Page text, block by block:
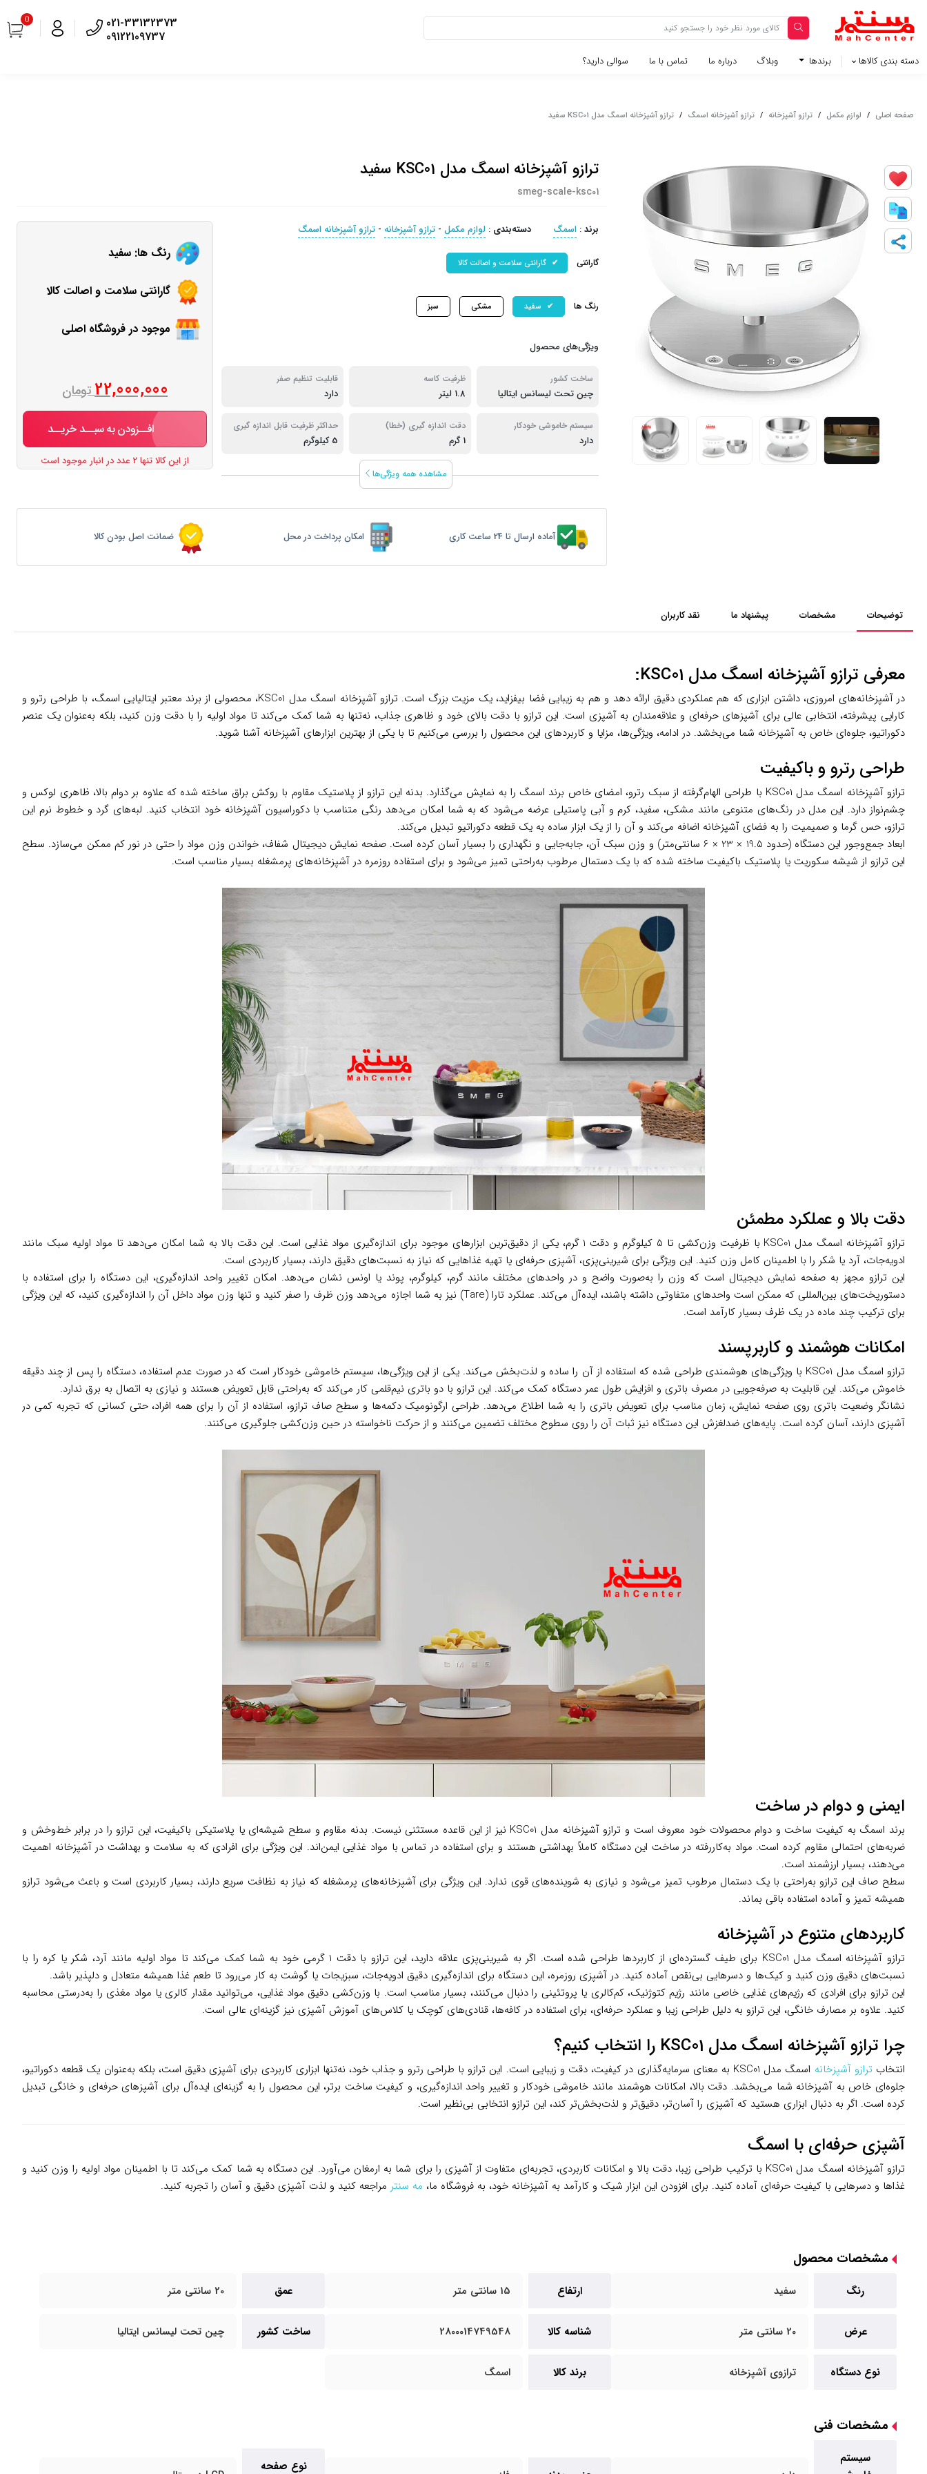
021-33132373
09122109737
0
دسته بندی کالاها برندها وبلاگ‌ درباره ما تماس با ما سوالی دارید؟
صفحه اصلی / لوازم مکمل / ترازو آشپزخانه / ترازو آشپزخانه اسمگ / ترازو آشپزخانه اسمگ مدل KSC01 سفید
ترازو آشپزخانه اسمگ مدل KSC01 سفید
smeg-scale-ksc01
برند: اسمگ دسته‌بندی : لوازم مکمل - ترازو آشپزخانه - ترازو آشپزخانه اسمگ
گارانتی گارانتی سلامت و اصالت کالا
رنگ ها سفید مشکی سبز
ویژگی‌های محصول
ساخت کشور
چین تحت لیسانس ایتالیا
ظرفیت کاسه
1.8 لیتر
قابلیت تنظیم صفر
دارد
سیستم خاموشی خودکار
دارد
دقت اندازه گیری (خطا)
1 گرم
حداکثر ظرفیت قابل اندازه گیری
5 کیلوگرم
مشاهده همه ویژگی‌ها
رنگ ها: سفید
گارانتی سلامت و اصالت کالا
موجود در فروشگاه اصلی
22,000,000تومان
افــزودن به سبــد خریــد
از این کالا تنها 2 عدد در انبار موجود است
آماده ارسال تا 24 ساعت کاری امکان پرداخت در محل ضمانت اصل بودن کالا
توضیحات مشخصات پیشنهاد ما نقد کاربران
معرفی ترازو آشپزخانه اسمگ مدل KSC01:
در آشپزخانه‌های امروزی، داشتن ابزاری که هم عملکردی دقیق ارائه دهد و هم به زیبایی فضا بیفزاید، یک مزیت بزرگ است. ترازو آشپزخانه اسمگ مدل KSC01، محصولی از برند معتبر ایتالیایی اسمگ، با طراحی رترو و
کارایی پیشرفته، انتخابی عالی برای آشپزهای حرفه‌ای و علاقه‌مندان به آشپزی است. این ترازو با دقت بالای خود و ظاهری جذاب، نه‌تنها به شما کمک می‌کند تا مواد اولیه را با دقت وزن کنید، بلکه به‌عنوان یک عنصر
دکوراتیو، جلوه‌ای خاص به آشپزخانه شما می‌بخشد. در ادامه، ویژگی‌ها، مزایا و کاربردهای این محصول را بررسی می‌کنیم تا با یکی از بهترین ابزارهای آشپزخانه آشنا شوید.
طراحی رترو و باکیفیت
ترازو آشپزخانه اسمگ مدل KSC01 با طراحی الهام‌گرفته از سبک رترو، امضای خاص برند اسمگ را به نمایش می‌گذارد. بدنه این ترازو از پلاستیک مقاوم با روکش براق ساخته شده که علاوه بر دوام بالا، ظاهری لوکس و
چشم‌نواز دارد. این مدل در رنگ‌های متنوعی مانند مشکی، سفید، کرم و آبی پاستیلی عرضه می‌شود که به شما امکان می‌دهد رنگی متناسب با دکوراسیون آشپزخانه خود انتخاب کنید. لبه‌های گرد و خطوط نرم این
ترازو، حس گرما و صمیمیت را به فضای آشپزخانه اضافه می‌کند و آن را از یک ابزار ساده به یک قطعه دکوراتیو تبدیل می‌کند.
ابعاد جمع‌وجور این دستگاه (حدود 19.5 × 23 × 6 سانتی‌متر) و وزن سبک آن، جابه‌جایی و نگهداری را بسیار آسان کرده است. صفحه نمایش دیجیتال شفاف، خواندن وزن مواد را حتی در نور کم ممکن می‌سازد. سطح
این ترازو از شیشه سکوریت یا پلاستیک باکیفیت ساخته شده که با یک دستمال مرطوب به‌راحتی تمیز می‌شود و برای استفاده روزمره در آشپزخانه‌های پرمشغله بسیار مناسب است.
دقت بالا و عملکرد مطمئن
ترازو آشپزخانه اسمگ مدل KSC01 با ظرفیت وزن‌کشی تا 5 کیلوگرم و دقت 1 گرم، یکی از دقیق‌ترین ابزارهای موجود برای اندازه‌گیری مواد غذایی است. این دقت بالا به شما امکان می‌دهد تا مواد اولیه سبک مانند
ادویه‌جات، آرد یا شکر را با اطمینان کامل وزن کنید. این ویژگی برای شیرینی‌پزی، آشپزی حرفه‌ای یا تهیه غذاهایی که نیاز به نسبت‌های دقیق دارند، بسیار کاربردی است.
این ترازو مجهز به صفحه نمایش دیجیتال است که وزن را به‌صورت واضح و در واحدهای مختلف مانند گرم، کیلوگرم، پوند یا اونس نشان می‌دهد. امکان تغییر واحد اندازه‌گیری، این دستگاه را برای استفاده با
دستورپخت‌های بین‌المللی که ممکن است واحدهای متفاوتی داشته باشند، ایده‌آل می‌کند. عملکرد تارا (Tare) نیز به شما اجازه می‌دهد وزن ظرف را صفر کنید و تنها وزن مواد داخل آن را اندازه‌گیری کنید، که این ویژگی
برای ترکیب چند ماده در یک ظرف بسیار کارآمد است.
امکانات هوشمند و کاربرپسند
ترازو اسمگ مدل KSC01 با ویژگی‌های هوشمندی طراحی شده که استفاده از آن را ساده و لذت‌بخش می‌کند. یکی از این ویژگی‌ها، سیستم خاموشی خودکار است که در صورت عدم استفاده، دستگاه را پس از چند دقیقه
خاموش می‌کند. این قابلیت به صرفه‌جویی در مصرف باتری و افزایش طول عمر دستگاه کمک می‌کند. این ترازو با دو باتری نیم‌قلمی کار می‌کند که به‌راحتی قابل تعویض هستند و نیازی به اتصال به برق ندارد.
نشانگر وضعیت باتری روی صفحه نمایش، زمان مناسب برای تعویض باتری را به شما اطلاع می‌دهد. طراحی ارگونومیک دکمه‌ها و سطح صاف ترازو، استفاده از آن را برای همه افراد، حتی کسانی که تجربه کمی در
آشپزی دارند، آسان کرده است. پایه‌های ضدلغزش این دستگاه نیز ثبات آن را روی سطوح مختلف تضمین می‌کنند و از حرکت ناخواسته در حین وزن‌کشی جلوگیری می‌کنند.
ایمنی و دوام در ساخت
برند اسمگ به کیفیت ساخت و دوام محصولات خود معروف است و ترازو آشپزخانه مدل KSC01 نیز از این قاعده مستثنی نیست. بدنه مقاوم و سطح شیشه‌ای یا پلاستیکی باکیفیت، این ترازو را در برابر خط‌وخش و
ضربه‌های احتمالی مقاوم کرده است. مواد به‌کاررفته در ساخت این دستگاه کاملاً بهداشتی هستند و برای استفاده در تماس با مواد غذایی ایمن‌اند. این ویژگی برای افرادی که به سلامت و بهداشت در آشپزخانه اهمیت
می‌دهند، بسیار ارزشمند است.
سطح صاف این ترازو به‌راحتی با یک دستمال مرطوب تمیز می‌شود و نیازی به شوینده‌های قوی ندارد. این ویژگی برای آشپزخانه‌های پرمشغله که نیاز به نظافت سریع دارند، بسیار کاربردی است و باعث می‌شود ترازو
همیشه تمیز و آماده استفاده باقی بماند.
کاربردهای متنوع در آشپزخانه
ترازو آشپزخانه اسمگ مدل KSC01 برای طیف گسترده‌ای از کاربردها طراحی شده است. اگر به شیرینی‌پزی علاقه دارید، این ترازو با دقت 1 گرمی خود به شما کمک می‌کند تا مواد اولیه مانند آرد، شکر یا کره را با
نسبت‌های دقیق وزن کنید و کیک‌ها و دسرهایی بی‌نقص آماده کنید. در آشپزی روزمره، این دستگاه برای اندازه‌گیری دقیق ادویه‌جات، سبزیجات یا گوشت به کار می‌رود تا طعم غذا همیشه متعادل و دلپذیر باشد.
این ترازو برای افرادی که رژیم‌های غذایی خاصی مانند رژیم کتوژنیک، کم‌کالری یا پروتئینی را دنبال می‌کنند، بسیار مناسب است. با وزن‌کشی دقیق مواد غذایی، می‌توانید مقدار کالری یا مواد مغذی را به‌درستی محاسبه
کنید. علاوه بر مصارف خانگی، این ترازو به دلیل طراحی زیبا و عملکرد حرفه‌ای، برای استفاده در کافه‌ها، قنادی‌های کوچک یا کلاس‌های آموزش آشپزی نیز گزینه‌ای عالی است.
چرا ترازو آشپزخانه اسمگ مدل KSC01 را انتخاب کنیم؟
انتخاب ترازو آشپزخانه
اسمگ مدل KSC01 به معنای سرمایه‌گذاری در کیفیت، دقت و زیبایی است. این ترازو با طراحی رترو و جذاب خود، نه‌تنها ابزاری کاربردی برای آشپزی دقیق است، بلکه به‌عنوان یک قطعه دکوراتیو،
جلوه‌ای خاص به آشپزخانه شما می‌بخشد. دقت بالا، امکانات هوشمند مانند خاموشی خودکار و تغییر واحد اندازه‌گیری، و کیفیت ساخت برتر، این محصول را به گزینه‌ای ایده‌آل برای آشپزهای حرفه‌ای و خانگی تبدیل
کرده است. اگر به دنبال ابزاری هستید که آشپزی را آسان‌تر، دقیق‌تر و لذت‌بخش‌تر کند، این ترازو انتخابی بی‌نظیر است.
آشپزی حرفه‌ای با اسمگ
ترازو آشپزخانه اسمگ مدل KSC01 با ترکیب طراحی زیبا، دقت بالا و امکانات کاربردی، تجربه‌ای متفاوت از آشپزی را برای شما به ارمغان می‌آورد. این دستگاه به شما کمک می‌کند تا با اطمینان مواد اولیه را وزن کنید و
غذاها و دسرهایی با کیفیت حرفه‌ای آماده کنید. برای افزودن این ابزار شیک و کارآمد به آشپزخانه خود، به فروشگاه ما، مه سنتر مراجعه کنید و لذت آشپزی دقیق و آسان را تجربه کنید.
مشخصات محصول
رنگ سفید ارتفاع 15 سانتی متر عمق 20 سانتی متر
عرض 20 سانتی متر شناسه کالا 2800014749548 ساخت کشور چین تحت لیسانس ایتالیا
نوع دستگاه ترازوی آشپزخانه برند کالا اسمگ
مشخصات فنی
سیستم
نوع صفحه